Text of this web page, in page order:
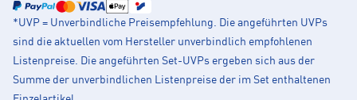
*UVP = Unverbindliche Preisempfehlung. Die angeführten UVPs
sind die aktuellen vom Hersteller unverbindlich empfohlenen
Listenpreise. Die angeführten Set-UVPs ergeben sich aus der
Summe der unverbindlichen Listenpreise der im Set enthaltenen